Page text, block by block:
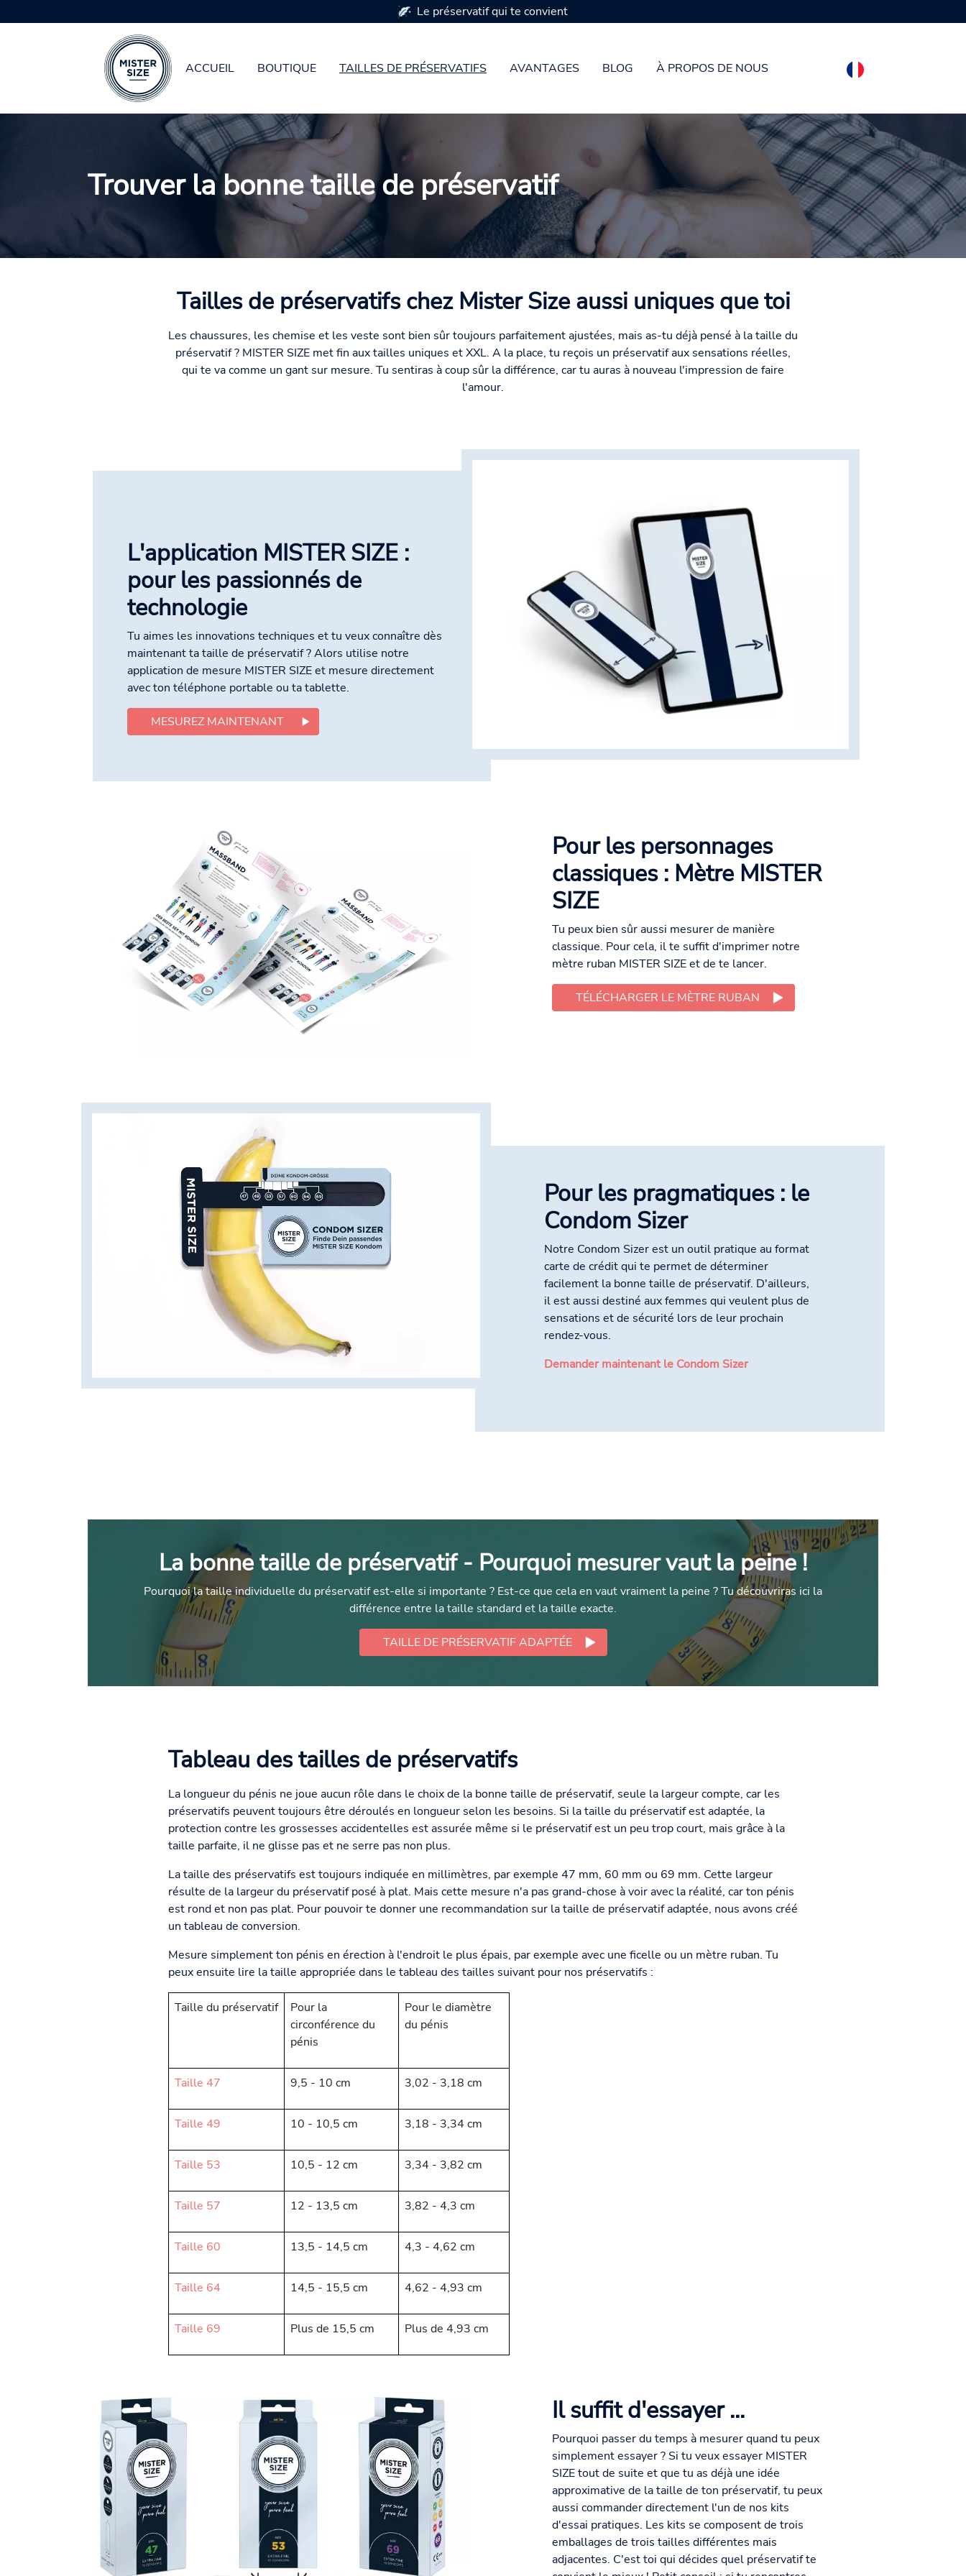
ACCUEIL BOUTIQUE TAILLES DE PRÉSERVATIFS AVANTAGES BLOG À PROPOS DE NOUS
Disponible en 7 tailles de préservatifs
Trouver la bonne taille de préservatif
Tailles de préservatifs chez Mister Size aussi uniques que toi
Les chaussures, les chemise et les veste sont bien sûr toujours parfaitement ajustées, mais as-tu déjà pensé à la taille du
préservatif ? MISTER SIZE met fin aux tailles uniques et XXL. A la place, tu reçois un préservatif aux sensations réelles,
qui te va comme un gant sur mesure. Tu sentiras à coup sûr la différence, car tu auras à nouveau l'impression de faire
l'amour.
L'application MISTER SIZE :
pour les passionnés de
technologie
Tu aimes les innovations techniques et tu veux connaître dès
maintenant ta taille de préservatif ? Alors utilise notre
application de mesure MISTER SIZE et mesure directement
avec ton téléphone portable ou ta tablette.
MESUREZ MAINTENANT
Pour les personnages
classiques : Mètre MISTER
SIZE
Tu peux bien sûr aussi mesurer de manière
classique. Pour cela, il te suffit d'imprimer notre
mètre ruban MISTER SIZE et de te lancer.
TÉLÉCHARGER LE MÈTRE RUBAN
Pour les pragmatiques : le
Condom Sizer
Notre Condom Sizer est un outil pratique au format
carte de crédit qui te permet de déterminer
facilement la bonne taille de préservatif. D'ailleurs,
il est aussi destiné aux femmes qui veulent plus de
sensations et de sécurité lors de leur prochain
rendez-vous.
Demander maintenant le Condom Sizer
La bonne taille de préservatif - Pourquoi mesurer vaut la peine !
Pourquoi la taille individuelle du préservatif est-elle si importante ? Est-ce que cela en vaut vraiment la peine ? Tu découvriras ici la
différence entre la taille standard et la taille exacte.
TAILLE DE PRÉSERVATIF ADAPTÉE
Tableau des tailles de préservatifs
La longueur du pénis ne joue aucun rôle dans le choix de la bonne taille de préservatif, seule la largeur compte, car les
préservatifs peuvent toujours être déroulés en longueur selon les besoins. Si la taille du préservatif est adaptée, la
protection contre les grossesses accidentelles est assurée même si le préservatif est un peu trop court, mais grâce à la
taille parfaite, il ne glisse pas et ne serre pas non plus.
La taille des préservatifs est toujours indiquée en millimètres, par exemple 47 mm, 60 mm ou 69 mm. Cette largeur
résulte de la largeur du préservatif posé à plat. Mais cette mesure n'a pas grand-chose à voir avec la réalité, car ton pénis
est rond et non pas plat. Pour pouvoir te donner une recommandation sur la taille de préservatif adaptée, nous avons créé
un tableau de conversion.
Mesure simplement ton pénis en érection à l'endroit le plus épais, par exemple avec une ficelle ou un mètre ruban. Tu
peux ensuite lire la taille appropriée dans le tableau des tailles suivant pour nos préservatifs :
Taille du préservatif
Pour la
circonférence du
pénis
Pour le diamètre
du pénis
Taille 47 9,5 - 10 cm 3,02 - 3,18 cm
Taille 49 10 - 10,5 cm 3,18 - 3,34 cm
Taille 53 10,5 - 12 cm 3,34 - 3,82 cm
Taille 57 12 - 13,5 cm 3,82 - 4,3 cm
Taille 60 13,5 - 14,5 cm 4,3 - 4,62 cm
Taille 64 14,5 - 15,5 cm 4,62 - 4,93 cm
Taille 69 Plus de 15,5 cm Plus de 4,93 cm
Il suffit d'essayer ...
Pourquoi passer du temps à mesurer quand tu peux
simplement essayer ? Si tu veux essayer MISTER
SIZE tout de suite et que tu as déjà une idée
approximative de la taille de ton préservatif, tu peux
aussi commander directement l'un de nos kits
d'essai pratiques. Les kits se composent de trois
emballages de trois tailles différentes mais
adjacentes. C'est toi qui décides quel préservatif te